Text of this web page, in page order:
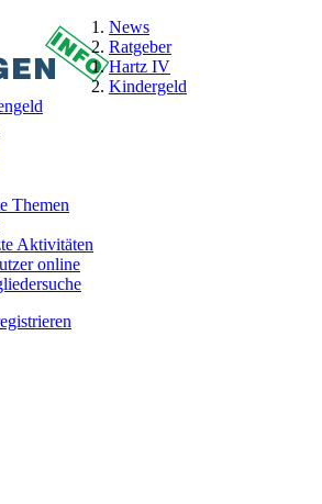
News
Ratgeber
Hartz IV
Kindergeld
Themen
Aktivitäten
online